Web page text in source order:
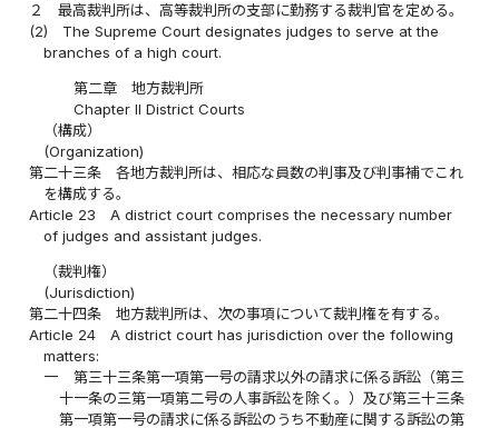
２
最高裁判所は、高等裁判所の支部に勤務する裁判官を定める。
(2)
The Supreme Court designates judges to serve at the
branches of a high court.
第二章 地方裁判所
Chapter II District Courts
（構成）
(Organization)
第二十三条
各地方裁判所は、相応な員数の判事及び判事補でこれ
を構成する。
Article 23
A district court comprises the necessary number
of judges and assistant judges.
（裁判権）
(Jurisdiction)
第二十四条
地方裁判所は、次の事項について裁判権を有する。
Article 24
A district court has jurisdiction over the following
matters:
一
第三十三条第一項第一号の請求以外の請求に係る訴訟（第三
十一条の三第一項第二号の人事訴訟を除く。）及び第三十三条
第一項第一号の請求に係る訴訟のうち不動産に関する訴訟の第